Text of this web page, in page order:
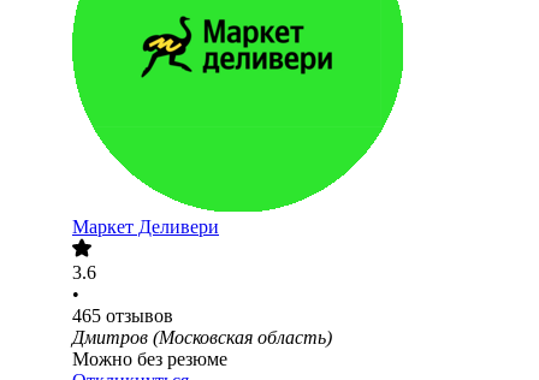
Маркет Деливери
3.6
•
465 отзывов
Дмитров (Московская область)
Можно без резюме